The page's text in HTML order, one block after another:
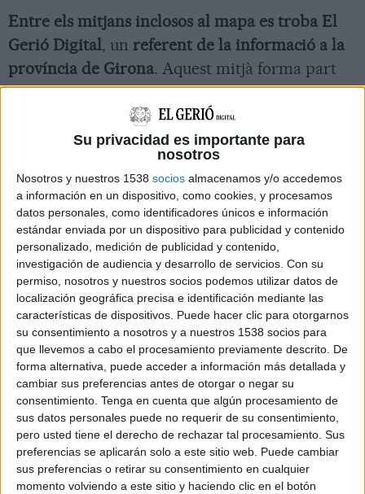
Su privacidad es importante para
nosotros
Nosotros y nuestros 1538 socios almacenamos y/o accedemos
a información en un dispositivo, como cookies, y procesamos
datos personales, como identificadores únicos e información
estándar enviada por un dispositivo para publicidad y contenido
personalizado, medición de publicidad y contenido,
investigación de audiencia y desarrollo de servicios. Con su
permiso, nosotros y nuestros socios podemos utilizar datos de
localización geográfica precisa e identificación mediante las
características de dispositivos. Puede hacer clic para otorgarnos
su consentimiento a nosotros y a nuestros 1538 socios para
que llevemos a cabo el procesamiento previamente descrito. De
forma alternativa, puede acceder a información más detallada y
cambiar sus preferencias antes de otorgar o negar su
consentimiento. Tenga en cuenta que algún procesamiento de
sus datos personales puede no requerir de su consentimiento,
pero usted tiene el derecho de rechazar tal procesamiento. Sus
preferencias se aplicarán solo a este sitio web. Puede cambiar
sus preferencias o retirar su consentimiento en cualquier
momento volviendo a este sitio y haciendo clic en el botón
Entre els mitjans inclosos al mapa es troba El
Gerió Digital, un referent de la informació a la
província de Girona. Aquest mitjà forma part
dels 83 mitjans gironins que contribueixen a
mantenir viva la comunicació local a Catalunya.
El mapa recull 452 mitjans a tot Catalunya,
repartits entre Barcelona (247), Tarragona (64),
Lleida (58) iGirona(83), i posa de manifest la
diversitat i importància dels mitjans locals i
comarcals en el panorama mediàtic català
Durant l’acte de presentació, que ha comptat
amb la participació de la vicepresidenta del
Govern,Teresa Ribera, i el secretari general per
al Repte Demogràfic,Francesc Boya, s'ha
subratllat la necessitat de donar suport als
mitjans de comunicació locals, especialment en
zones rurals, on juguen un paper essencial per
mantenir la cohesió social i la identitat
territorial.